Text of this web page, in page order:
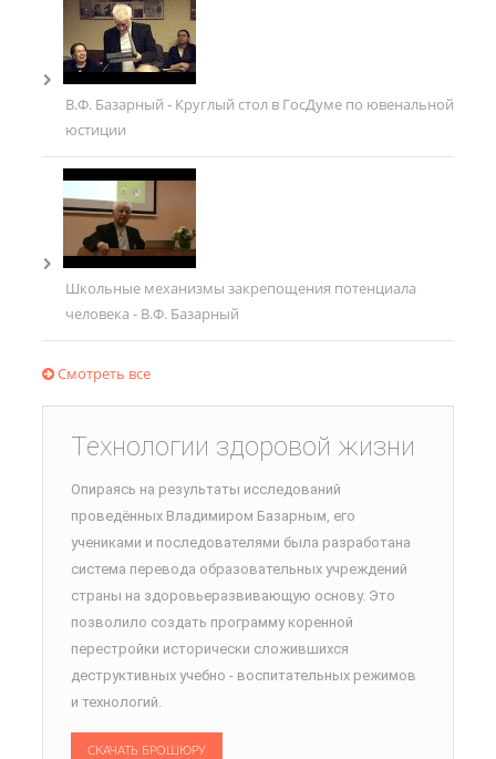
В.Ф. Базарный - Круглый стол в ГосДуме по ювенальной
юстиции
Школьные механизмы закрепощения потенциала
человека - В.Ф. Базарный
Смотреть все
Технологии здоровой жизни
Опираясь на результаты исследований
проведённых Владимиром Базарным, его
учениками и последователями была разработана
система перевода образовательных учреждений
страны на здоровьеразвивающую основу. Это
позволило создать программу коренной
перестройки исторически сложившихся
деструктивных учебно - воспитательных режимов
и технологий.
СКАЧАТЬ БРОШЮРУ